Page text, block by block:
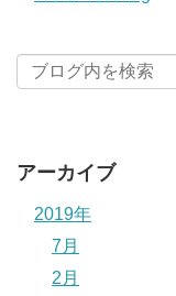
アーカイブ
2019年
7月
2月